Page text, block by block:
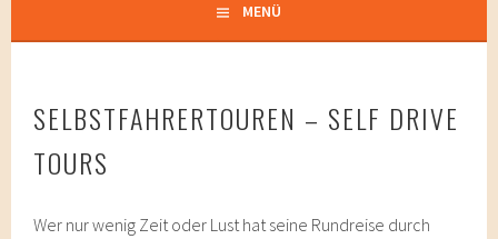
MENÜ
SELBSTFAHRERTOUREN – SELF DRIVE
TOURS
Wer nur wenig Zeit oder Lust hat seine Rundreise durch